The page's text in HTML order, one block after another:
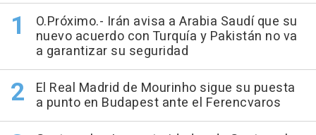
O.Próximo.- Irán avisa a Arabia Saudí que su
nuevo acuerdo con Turquía y Pakistán no va
a garantizar su seguridad
El Real Madrid de Mourinho sigue su puesta
a punto en Budapest ante el Ferencvaros